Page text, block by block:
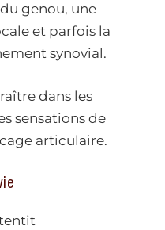
genou, une
et parfois la
synovial.
dans les
sensations de
articulaire.